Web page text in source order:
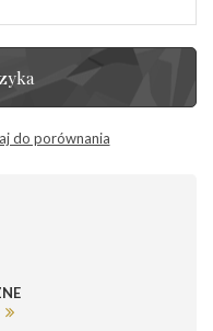
do porównania